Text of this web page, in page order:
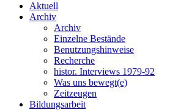
Aktuell
Archiv
Archiv
Einzelne Bestände
Benutzungshinweise
Recherche
histor. Interviews 1979-92
Was uns bewegt(e)
Zeitzeugen
Bildungsarbeit